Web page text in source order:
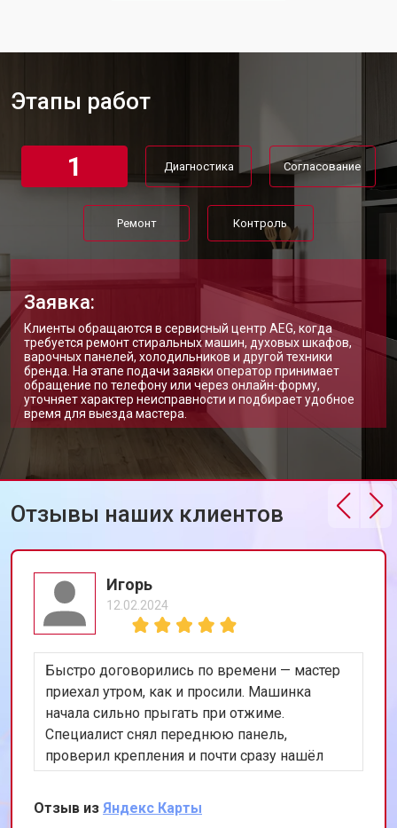
Этапы работ
1 Диагностика Согласование
Ремонт Контроль
Заявка:
Клиенты обращаются в сервисный центр AEG, когда
требуется ремонт стиральных машин, духовых шкафов,
варочных панелей, холодильников и другой техники
бренда. На этапе подачи заявки оператор принимает
обращение по телефону или через онлайн-форму,
уточняет характер неисправности и подбирает удобное
время для выезда мастера.
Отзывы наших клиентов
Игорь
12.02.2024
Быстро договорились по времени — мастер
приехал утром, как и просили. Машинка
начала сильно прыгать при отжиме.
Специалист снял переднюю панель,
проверил крепления и почти сразу нашёл
проблему в амортизаторах. Заменил оба,
запустили тест на 1200 оборотах — стоит
ровно, шум минимальный. Дал
Отзыв из Яндекс Карты